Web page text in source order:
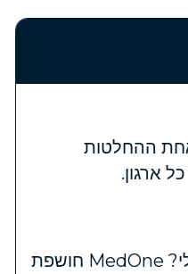
ההחלטות
ארגון.
ענן ריבוני ישראלי או גלובלי? MedOne חושפת